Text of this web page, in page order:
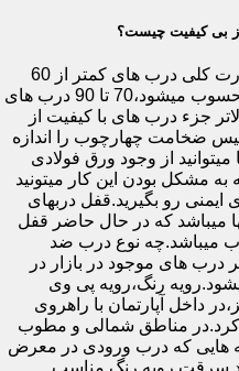
بی کیفیت چیست؟
اولین راه وزن درب هست که به صورت کلی درب های کمتر از 60
کیلوگرم جزء درب های بی کیفیت محسوب میشود،70 تا 90 درب های
کیلوگرم و بالاتر جزء درب های با کیفیت از
ضخامت چهارچوب را اندازه
از وجود ورق فولادی
به مشکل بودن این کار میتونید
رو بگیرید.قفل دربهای
میباشد که در حال حاضر قفل
میباشد.چه نوع درب ضد
های موجود در بازار در
میشود.رویه رنگ،رویه پی وی
داخل آپارتمان با راهروی
کرد.در مناطق شمالی و مطوب
هایی که درب ورودی در معرض